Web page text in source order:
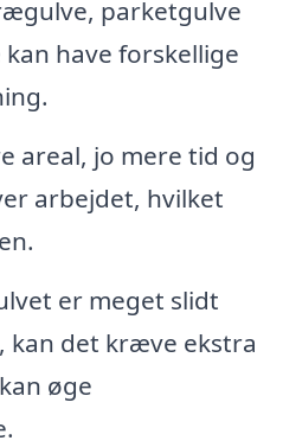
parketgulve
have forskellige
areal, jo mere tid og
arbejdet, hvilket
er meget slidt
kan det kræve ekstra
øge